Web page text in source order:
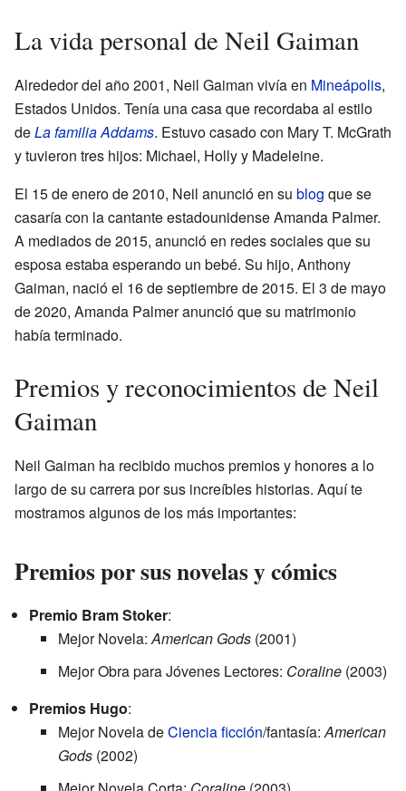
La vida personal de Neil Gaiman
Alrededor del año 2001, Neil Gaiman vivía en Mineápolis,
Estados Unidos. Tenía una casa que recordaba al estilo
deLa familia Addams. Estuvo casado con Mary T. McGrath
y tuvieron tres hijos: Michael, Holly y Madeleine.
El 15 de enero de 2010, Neil anunció en su blog que se
casaría con la cantante estadounidense Amanda Palmer.
A mediados de 2015, anunció en redes sociales que su
esposa estaba esperando un bebé. Su hijo, Anthony
Gaiman, nació el 16 de septiembre de 2015. El 3 de mayo
de 2020, Amanda Palmer anunció que su matrimonio
había terminado.
Premios y reconocimientos de Neil
Gaiman
Neil Gaiman ha recibido muchos premios y honores a lo
largo de su carrera por sus increíbles historias. Aquí te
mostramos algunos de los más importantes:
Premios por sus novelas y cómics
Premio Bram Stoker:
Mejor Novela:American Gods (2001)
Mejor Obra para Jóvenes Lectores: Coraline (2003)
Premios Hugo:
Mejor Novela deCiencia ficción/fantasía:American
Gods (2002)